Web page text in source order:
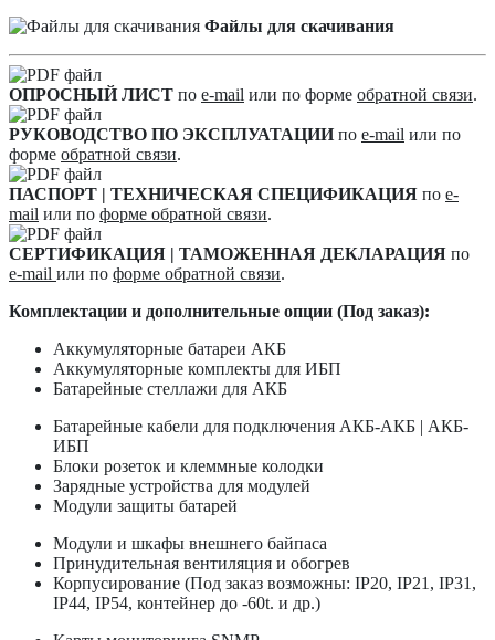
Файлы для скачивания
ОПРОСНЫЙ ЛИСТ по e-mail или по форме обратной связи.
РУКОВОДСТВО ПО ЭКСПЛУАТАЦИИпо e-mail или по
форме обратной связи.
ПАСПОРТ | ТЕХНИЧЕСКАЯ СПЕЦИФИКАЦИЯ по e-
mail или по форме обратной связи.
СЕРТИФИКАЦИЯ | ТАМОЖЕННАЯ ДЕКЛАРАЦИЯ по
e-mail или по форме обратной связи.
Комплектации и дополнительные опции (Под заказ):
Аккумуляторные батареи АКБ
Аккумуляторные комплекты для ИБП
Батарейные стеллажи для АКБ
Батарейные кабели для подключения АКБ-АКБ | АКБ-
ИБП
Блоки розеток и клеммные колодки
Зарядные устройства для модулей
Модули защиты батарей
Модули и шкафы внешнего байпаса
Принудительная вентиляция и обогрев
Корпусирование (Под заказ возможны: IP20, IP21, IP31,
IP44, IP54, контейнер до -60t. и др.)